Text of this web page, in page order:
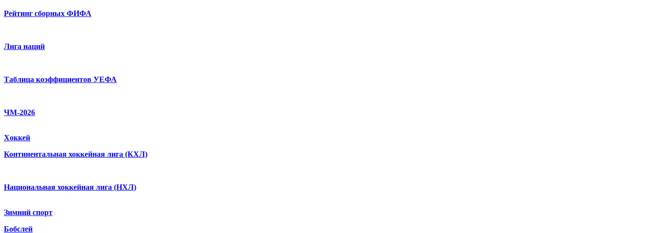
Рейтинг сборных ФИФА
Лига наций
Таблица коэффициентов УЕФА
ЧМ-2026
Хоккей
Континентальная хоккейная лига (КХЛ)
Национальная хоккейная лига (НХЛ)
Зимний спорт
Бобслей